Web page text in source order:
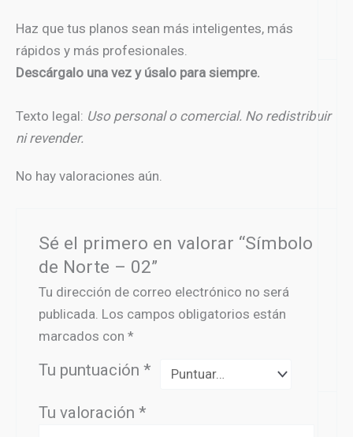
Haz que tus planos sean más inteligentes, más
rápidos y más profesionales.
Descárgalo una vez y úsalo para siempre.
Texto legal: Uso personal o comercial. No redistribuir
ni revender.
No hay valoraciones aún.
Sé el primero en valorar “Símbolo
de Norte – 02”
Tu dirección de correo electrónico no será
publicada. Los campos obligatorios están
marcados con*
Tu puntuación*
Tu valoración*